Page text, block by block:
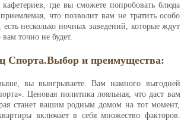
где вы сможете попробовать блюда
что позволит вам не тратить особо
несколько ночных заведений, которые ждут
точно не будет.
Спорта.Выбор и преимущества:
вы выигрываете. Вам намного выгодней
Ценовая политика лояльная, что даст вам
станет вашим родным домом на тот момент,
включает в себя множество факторов.